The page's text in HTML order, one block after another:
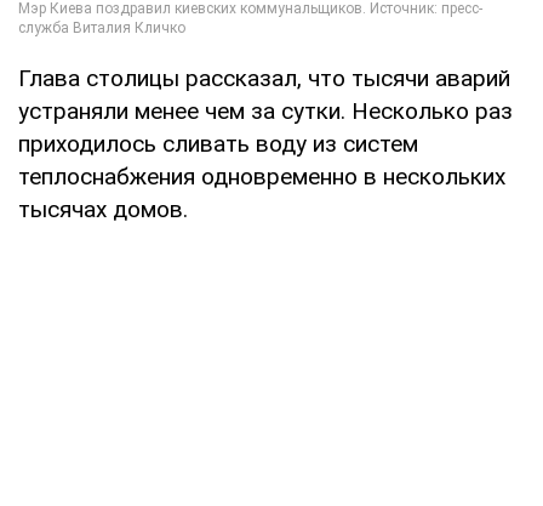
Глава столицы рассказал, что тысячи аварий
устраняли менее чем за сутки. Несколько раз
приходилось сливать воду из систем
теплоснабжения одновременно в нескольких
тысячах домов.